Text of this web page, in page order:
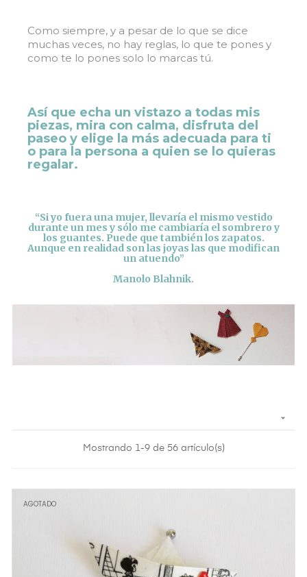
Como siempre, y a pesar de lo que se dice
muchas veces, no hay reglas, lo que te pones y
como te lo pones solo lo marcas tú.
Así que echa un vistazo a todas mis
piezas, mira con calma, disfruta del
paseo y elige la más adecuada para ti
o para la persona a quien se lo quieras
regalar.
“Si yo fuera una mujer, llevaría el mismo vestido
durante un mes y sólo me cambiaría el sombrero y
los guantes. Puede que también los zapatos.
Aunque en realidad son las joyas las que modifican
un atuendo”
Manolo Blahnik.

Mostrando 1-9 de 56 artículo(s)
AGOTADO